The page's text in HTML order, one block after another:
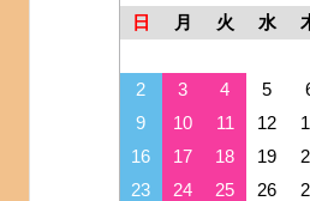
日
月 火 水
2
3 4 5
9
10 11 12
16
17 18 19
23
24 25 26